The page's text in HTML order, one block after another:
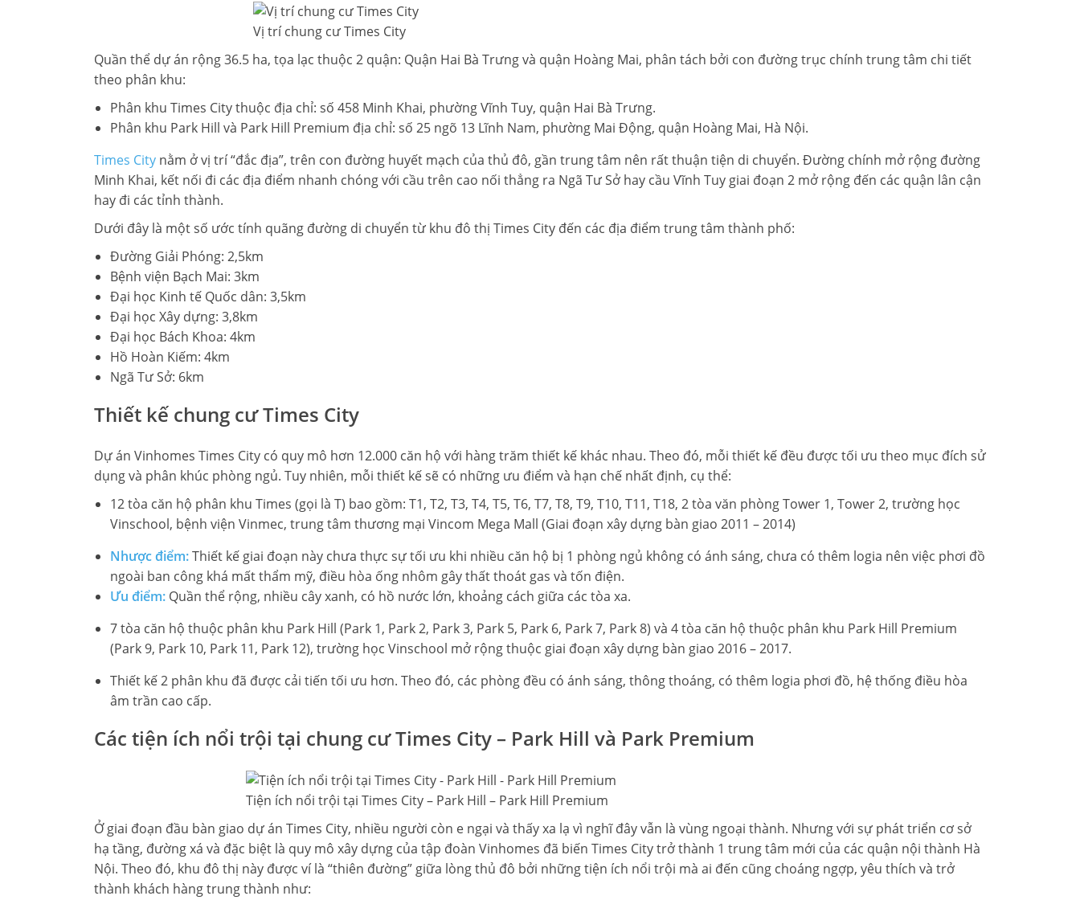
Vị trí chung cư Times City
Quần thể dự án rộng 36.5 ha, tọa lạc thuộc 2 quận: Quận Hai Bà Trưng và quận Hoàng Mai, phân tách bởi con đường trục chính trung tâm chi tiết
theo phân khu:
Phân khu Times City thuộc địa chỉ: số 458 Minh Khai, phường Vĩnh Tuy, quận Hai Bà Trưng.
Phân khu Park Hill và Park Hill Premium địa chỉ: số 25 ngõ 13 Lĩnh Nam, phường Mai Động, quận Hoàng Mai, Hà Nội.
Times City nằm ở vị trí “đắc địa”, trên con đường huyết mạch của thủ đô, gần trung tâm nên rất thuận tiện di chuyển. Đường chính mở rộng đường
Minh Khai, kết nối đi các địa điểm nhanh chóng với cầu trên cao nối thẳng ra Ngã Tư Sở hay cầu Vĩnh Tuy giai đoạn 2 mở rộng đến các quận lân cận
hay đi các tỉnh thành.
Dưới đây là một số ước tính quãng đường di chuyển từ khu đô thị Times City đến các địa điểm trung tâm thành phố:
Đường Giải Phóng: 2,5km
Bệnh viện Bạch Mai: 3km
Đại học Kinh tế Quốc dân: 3,5km
Đại học Xây dựng: 3,8km
Đại học Bách Khoa: 4km
Hồ Hoàn Kiếm: 4km
Ngã Tư Sở: 6km
Thiết kế chung cư Times City
Dự án Vinhomes Times City có quy mô hơn 12.000 căn hộ với hàng trăm thiết kế khác nhau. Theo đó, mỗi thiết kế đều được tối ưu theo mục đích sử
dụng và phân khúc phòng ngủ. Tuy nhiên, mỗi thiết kế sẽ có những ưu điểm và hạn chế nhất định, cụ thể:
12 tòa căn hộ phân khu Times (gọi là T) bao gồm: T1, T2, T3, T4, T5, T6, T7, T8, T9, T10, T11, T18, 2 tòa văn phòng Tower 1, Tower 2, trường học
Vinschool, bệnh viện Vinmec, trung tâm thương mại Vincom Mega Mall (Giai đoạn xây dựng bàn giao 2011 – 2014)
Nhược điểm:Thiết kế giai đoạn này chưa thực sự tối ưu khi nhiều căn hộ bị 1 phòng ngủ không có ánh sáng, chưa có thêm logia nên việc phơi đồ
ngoài ban công khá mất thẩm mỹ, điều hòa ống nhôm gây thất thoát gas và tốn điện.
Ưu điểm: Quần thể rộng, nhiều cây xanh, có hồ nước lớn, khoảng cách giữa các tòa xa.
7 tòa căn hộ thuộc phân khu Park Hill (Park 1, Park 2, Park 3, Park 5, Park 6, Park 7, Park 8) và 4 tòa căn hộ thuộc phân khu Park Hill Premium
(Park 9, Park 10, Park 11, Park 12), trường học Vinschool mở rộng thuộc giai đoạn xây dựng bàn giao 2016 – 2017.
Thiết kế 2 phân khu đã được cải tiến tối ưu hơn. Theo đó, các phòng đều có ánh sáng, thông thoáng, có thêm logia phơi đồ, hệ thống điều hòa
âm trần cao cấp.
Các tiện ích nổi trội tại chung cư Times City – Park Hill và Park Premium
Tiện ích nổi trội tại Times City – Park Hill – Park Hill Premium
Ở giai đoạn đầu bàn giao dự án Times City, nhiều người còn e ngại và thấy xa lạ vì nghĩ đây vẫn là vùng ngoại thành. Nhưng với sự phát triển cơ sở
hạ tầng, đường xá và đặc biệt là quy mô xây dựng của tập đoàn Vinhomes đã biến Times City trở thành 1 trung tâm mới của các quận nội thành Hà
Nội. Theo đó, khu đô thị này được ví là “thiên đường” giữa lòng thủ đô bởi những tiện ích nổi trội mà ai đến cũng choáng ngợp, yêu thích và trở
thành khách hàng trung thành như: